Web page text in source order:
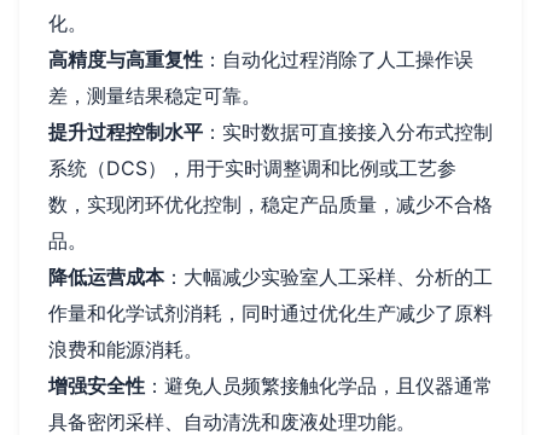
化。
高精度与高重复性 ：自动化过程消除了人工操作误
差，测量结果稳定可靠。
提升过程控制水平 ：实时数据可直接接入分布式控制
系统（DCS），用于实时调整调和比例或工艺参
数，实现闭环优化控制，稳定产品质量，减少不合格
品。
降低运营成本：大幅减少实验室人工采样、分析的工
作量和化学试剂消耗，同时通过优化生产减少了原料
浪费和能源消耗。
增强安全性 ：避免人员频繁接触化学品，且仪器通常
具备密闭采样、自动清洗和废液处理功能。